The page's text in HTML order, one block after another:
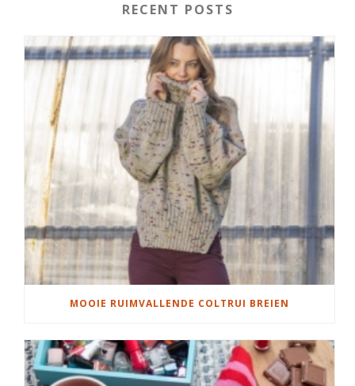
RECENT POSTS
MOOIE RUIMVALLENDE COLTRUI BREIEN